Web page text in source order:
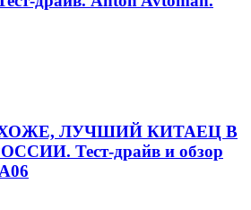
ЛУЧШИЙ КИТАЕЦ В
Тест-драйв и обзор